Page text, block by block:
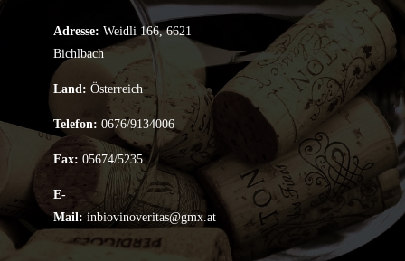
Adresse: Weidli 166, 6621
Bichlbach
Land: Österreich
Telefon: 0676/9134006
Fax: 05674/5235
E-
Mail: inbiovinoveritas@gmx.at